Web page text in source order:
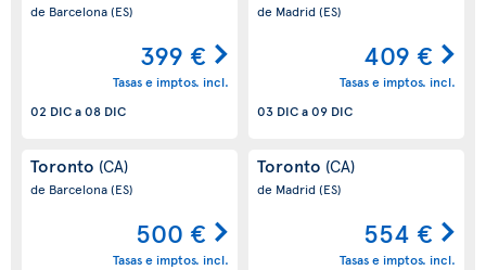
de Barcelona(ES)
399 €
Tasas e imptos. incl.
02 DICa08 DIC
de Madrid(ES)
409 €
Tasas e imptos. incl.
03 DICa09 DIC
Toronto (CA)
de Barcelona(ES)
500 €
Tasas e imptos. incl.
Toronto (CA)
de Madrid(ES)
554 €
Tasas e imptos. incl.